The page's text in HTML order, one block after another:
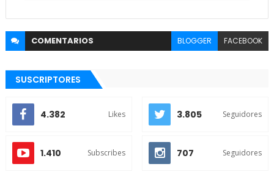
COMENTARIOS BLOGGER FACEBOOK
SUSCRIPTORES
4.382 Likes 3.805 Seguidores
1.410 Subscribes 707 Seguidores